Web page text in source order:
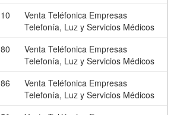
Venta Teléfonica Empresas
Telefonía, Luz y Servicios Médicos
Venta Teléfonica Empresas
Telefonía, Luz y Servicios Médicos
Venta Teléfonica Empresas
Telefonía, Luz y Servicios Médicos